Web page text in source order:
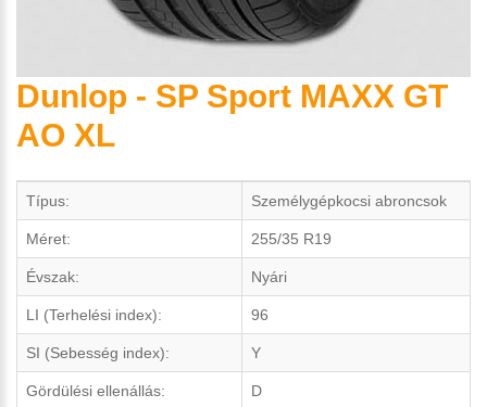
Dunlop - SP Sport MAXX GT
AO XL
Típus: Személygépkocsi abroncsok
Méret: 255/35 R19
Évszak: Nyári
LI (Terhelési index): 96
SI (Sebesség index): Y
Gördülési ellenállás: D